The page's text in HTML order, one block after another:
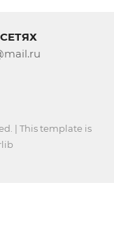
| This template is